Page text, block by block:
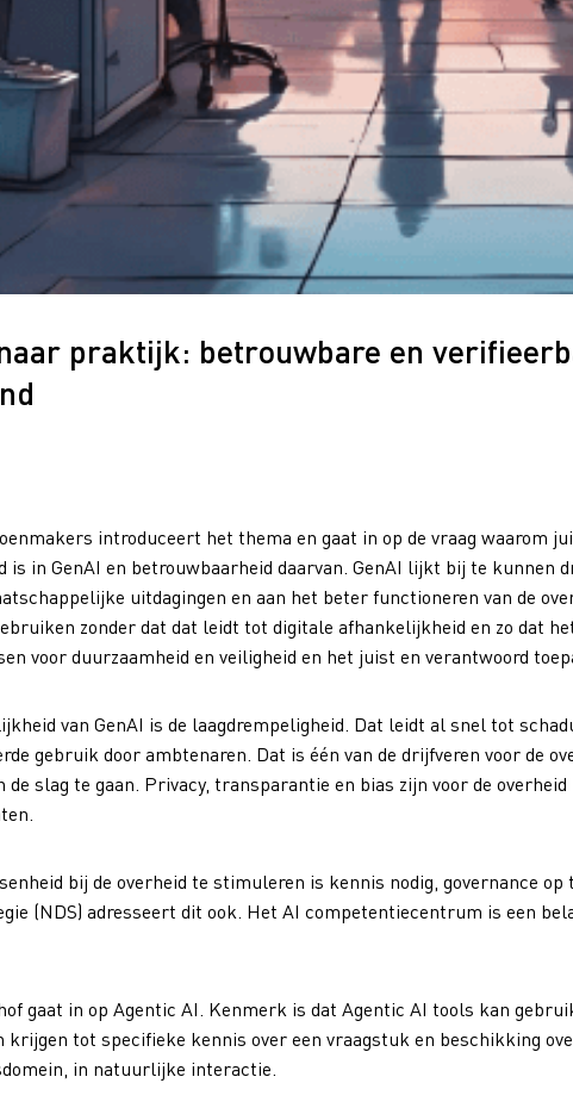
praktijk: betrouwbare en
introduceert het thema en gaat in op de vraag waarom
is in GenAI en betrouwbaarheid daarvan. GenAI lijkt bij te kunnen
uitdagingen en aan het beter functioneren van de
zonder dat dat leidt tot digitale afhankelijkheid en zo dat
voor duurzaamheid en veiligheid en het juist en verantwoord
van GenAI is de laagdrempeligheid. Dat leidt al snel tot
gebruik door ambtenaren. Dat is één van de drijfveren voor de
de slag te gaan. Privacy, transparantie en bias zijn voor de
bij de overheid te stimuleren is kennis nodig, governance
(NDS) adresseert dit ook. Het AI competentiecentrum is een
gaat in op Agentic AI. Kenmerk is dat Agentic AI tools kan
krijgen tot specifieke kennis over een vraagstuk en beschikking
in natuurlijke interactie.